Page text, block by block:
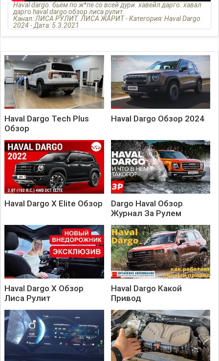
Haval dargo. бьём по ж*пе со всей дури. хавейл дарго. хавал
дарго haval dargo обзор лиса рулит.
Канал: ЛИСА РУЛИТ. ЛИСА ЖАРИТ - Категория: Haval Dargo
2024 - Дата: 5.3.2021
Haval Dargo Tech Plus
Обзор
Haval Dargo Обзор 2024
Haval Dargo X Elite Обзор
Dargo Haval Обзор
Журнал За Рулем
Haval Dargo X Обзор
Лиса Рулит
Haval Dargo Какой
Привод